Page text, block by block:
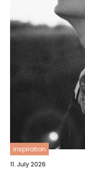
inspiration
11. July 2026